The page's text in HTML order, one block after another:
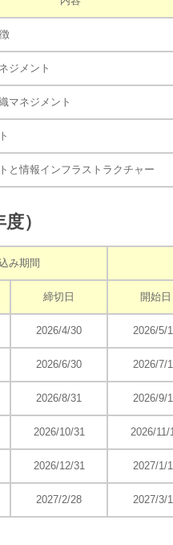
ジメント
マネジメント
と情報インフラストラクチャー
）
み期間
締切日 開始日
2026/4/30 2026/5/
2026/6/30 2026/7/
2026/8/31 2026/9/
2026/10/31 2026/11/
2026/12/31 2027/1/
2027/2/28 2027/3/